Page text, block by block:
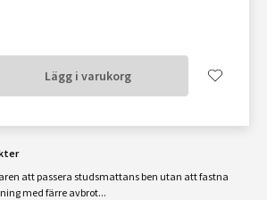
Lägg i varukorg
att passera studsmattans ben utan att fastna
med färre avbrot...